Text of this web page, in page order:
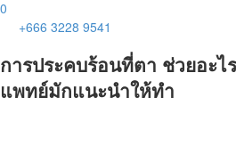
0
+666 3228 9541
การประคบร้อนที่ตา ช่วยอะไ
แพทย์มักแนะนำให้ทำ